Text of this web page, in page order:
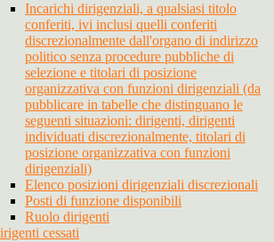
Incarichi dirigenziali, a qualsiasi titolo
conferiti, ivi inclusi quelli conferiti
discrezionalmente dall'organo di indirizzo
politico senza procedure pubbliche di
selezione e titolari di posizione
organizzativa con funzioni dirigenziali (da
pubblicare in tabelle che distinguano le
seguenti situazioni: dirigenti, dirigenti
individuati discrezionalmente, titolari di
posizione organizzativa con funzioni
dirigenziali)
Elenco posizioni dirigenziali discrezionali
Posti di funzione disponibili
Ruolo dirigenti
cessati